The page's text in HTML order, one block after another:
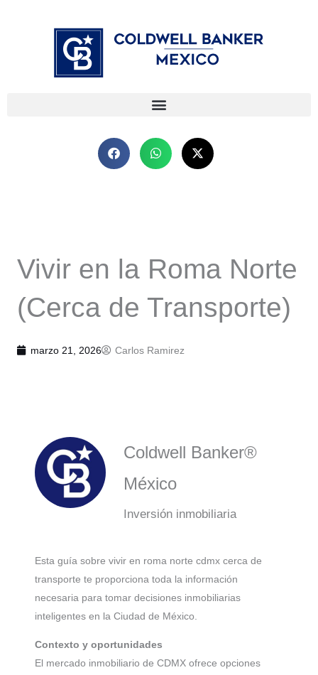
Vivir en la Roma Norte
(Cerca de Transporte)
marzo 21, 2026 Carlos Ramirez
Coldwell Banker®
México
Inversión inmobiliaria
Esta guía sobre vivir en roma norte cdmx cerca de
transporte te proporciona toda la información
necesaria para tomar decisiones inmobiliarias
inteligentes en la Ciudad de México.
Contexto y oportunidades
El mercado inmobiliario de CDMX ofrece opciones